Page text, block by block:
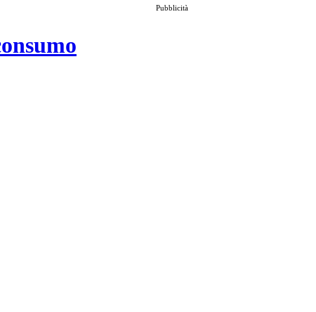
Pubblicità